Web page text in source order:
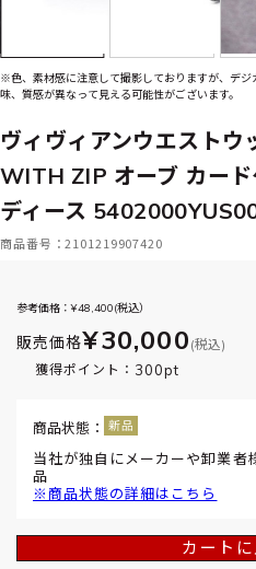
※色、素材感に注意して撮影しておりますが、デ
味、質感が異なって見える可能性がございます。
ヴィヴィアンウエスト
WITH ZIP オーブ カー
ディース
商品番号：2101219907420
参考価格：¥48,400(税込）
販売価格¥30,000 (税込)
獲得ポイント： 300pt
商品状態：
当社が独自にメーカーや卸業者
品
※商品状態の詳細はこちら
カート